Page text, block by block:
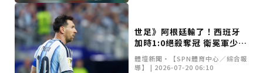
世足》阿根廷輸了！西班牙
加時1:0絕殺奪冠 衛冕軍少踢
一人無力回天
體壇新聞•【SPN體育中心／綜合報
導】 | 2026-07-20 06:10